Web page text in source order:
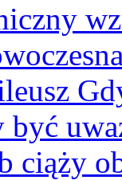
być
ciąży